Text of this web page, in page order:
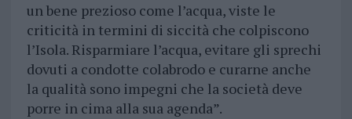
un bene prezioso come l’acqua, viste le
criticità in termini di siccità che colpiscono
l’Isola. Risparmiare l’acqua, evitare gli sprechi
dovuti a condotte colabrodo e curarne anche
la qualità sono impegni che la società deve
porre in cima alla sua agenda”.